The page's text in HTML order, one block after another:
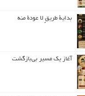
بداية طريقٍ لا عودة منه
آغاز یک مسیر بی‌بازگشت